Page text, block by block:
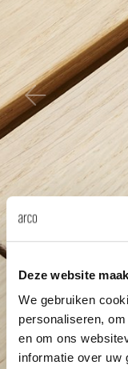
Deze website
We gebruiken
personaliseren,
en om ons
informatie over uw
Collection
About Arco